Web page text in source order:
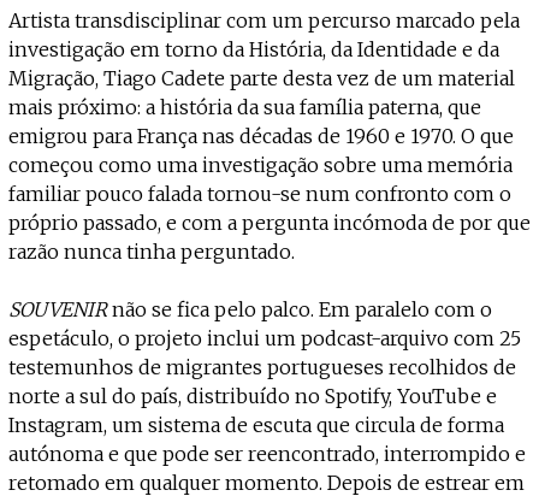
Submeter Eventos
Formadores
Publicações
Sobre
Projecto e Equipa
Estatuto Editorial
Ficha Técnica
Política de privacidade
Contactar
Política de privacidade - App
Coffeelabs Cursos curtos
— apoia o Coffeepaste e ajuda-nos a chegar mais longe. Mantém viva a cultura independente
Apoiar
Artista transdisciplinar com um percurso marcado pela
investigação em torno da História, da Identidade e da
Migração, Tiago Cadete parte desta vez de um material
mais próximo: a história da sua família paterna, que
emigrou para França nas décadas de 1960 e 1970. O que
começou como uma investigação sobre uma memória
familiar pouco falada tornou-se num confronto com o
próprio passado, e com a pergunta incómoda de por que
razão nunca tinha perguntado.
SOUVENIRnão se fica pelo palco. Em paralelo com o
espetáculo, o projeto inclui um podcast-arquivo com 25
testemunhos de migrantes portugueses recolhidos de
norte a sul do país, distribuído no Spotify, YouTube e
Instagram, um sistema de escuta que circula de forma
autónoma e que pode ser reencontrado, interrompido e
retomado em qualquer momento. Depois de estrear em